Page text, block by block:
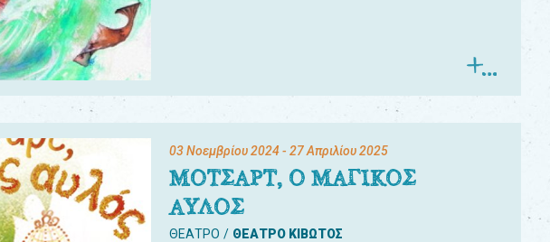
03 Νοεμβρίου 2024- 27 Απριλίου 2025
ΜΟΤΣΑΡΤ, Ο ΜΑΓΙΚΟΣ
ΑΥΛΟΣ
ΘΕΑΤΡΟ ΘΕΑΤΡΟ ΚΙΒΩΤΟΣ